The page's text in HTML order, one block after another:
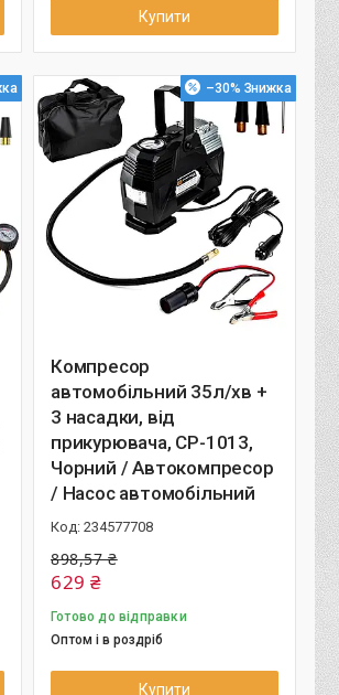
Купити
–30%
Компресор
автомобільний 35л/хв +
3 насадки, від
прикурювача, CP-1013,
Чорний / Автокомпресор
/ Насос автомобільний
234577708
898,57 ₴
629 ₴
Готово до відправки
Оптом і в роздріб
Купити